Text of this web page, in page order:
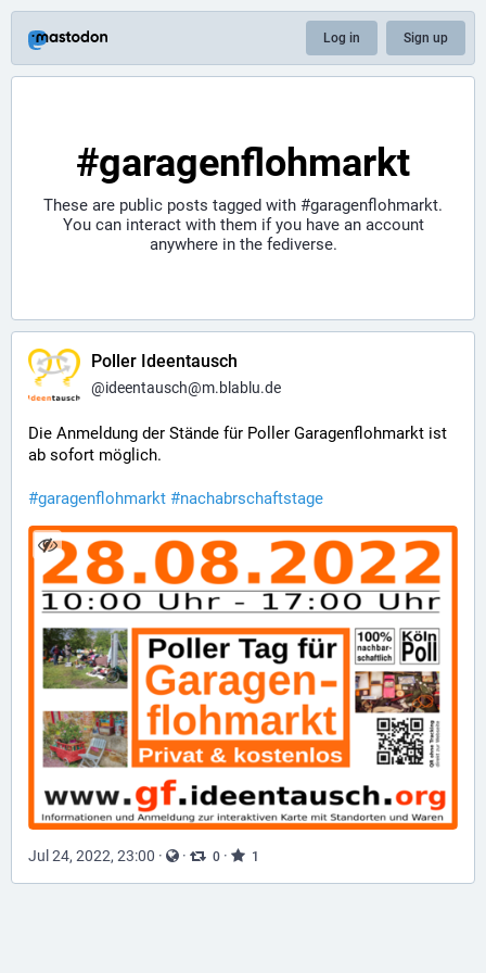
Log in Sign up
#garagenflohmarkt
These are public posts tagged with #garagenflohmarkt.
You can interact with them if you have an account
anywhere in the fediverse.
Poller Ideentausch
@ideentausch@m.blablu.de
Die Anmeldung der Stände für Poller Garagenflohmarkt ist
ab sofort möglich.
#garagenflohmarkt #nachabrschaftstage
Jul 24, 2022, 23:00 · · 0 · 1